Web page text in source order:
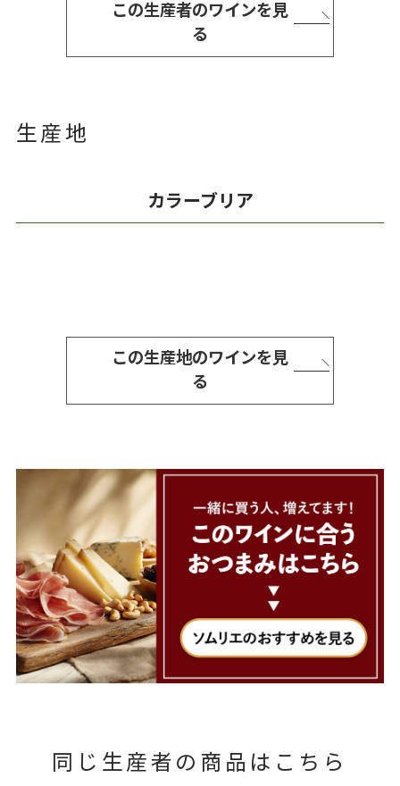
この生産者のワインを見
る
生産地
カラーブリア
この生産地のワインを見
る
同じ生産者の商品はこちら